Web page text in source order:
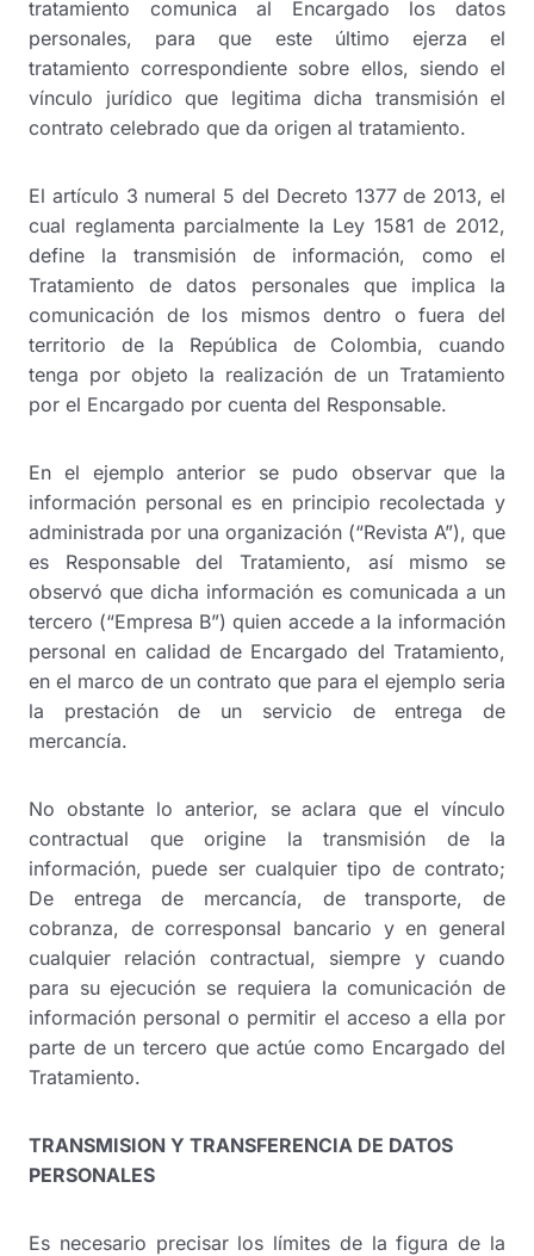
tratamiento comunica al Encargado los datos
personales, para que este último ejerza el
tratamiento correspondiente sobre ellos, siendo el
vínculo jurídico que legitima dicha transmisión el
contrato celebrado que da origen al tratamiento.
El artículo 3 numeral 5 del Decreto 1377 de 2013, el
cual reglamenta parcialmente la Ley 1581 de 2012,
define la transmisión de información, como el
Tratamiento de datos personales que implica la
comunicación de los mismos dentro o fuera del
territorio de la República de Colombia, cuando
tenga por objeto la realización de un Tratamiento
por el Encargado por cuenta del Responsable.
En el ejemplo anterior se pudo observar que la
información personal es en principio recolectada y
administrada por una organización (“Revista A”), que
es Responsable del Tratamiento, así mismo se
observó que dicha información es comunicada a un
tercero (“Empresa B”) quien accede a la información
personal en calidad de Encargado del Tratamiento,
en el marco de un contrato que para el ejemplo seria
la prestación de un servicio de entrega de
mercancía.
No obstante lo anterior, se aclara que el vínculo
contractual que origine la transmisión de la
información, puede ser cualquier tipo de contrato;
De entrega de mercancía, de transporte, de
cobranza, de corresponsal bancario y en general
cualquier relación contractual, siempre y cuando
para su ejecución se requiera la comunicación de
información personal o permitir el acceso a ella por
parte de un tercero que actúe como Encargado del
Tratamiento.
TRANSMISION Y TRANSFERENCIA DE DATOS
PERSONALES
Es necesario precisar los límites de la figura de la